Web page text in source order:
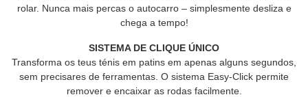
rolar. Nunca mais percas o autocarro – simplesmente desliza e
chega a tempo!
SISTEMA DE CLIQUE ÚNICO
Transforma os teus ténis em patins em apenas alguns segundos,
sem precisares de ferramentas. O sistema Easy-Click permite
remover e encaixar as rodas facilmente.